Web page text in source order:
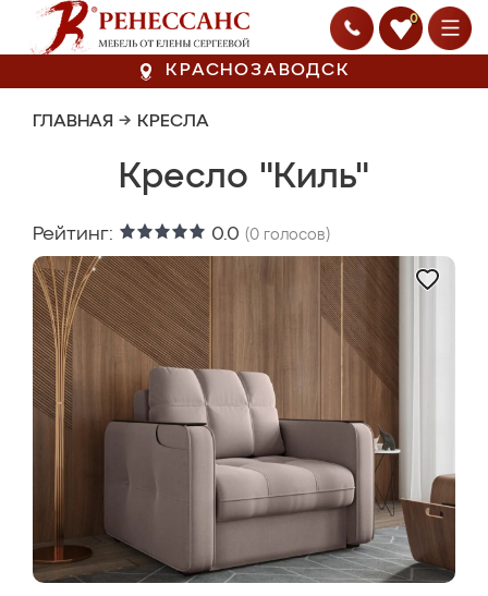
0
КРАСНОЗАВОДСК
ГЛАВНАЯ → КРЕСЛА
Кресло "Киль"
Рейтинг: 0.0 (0 голосов)